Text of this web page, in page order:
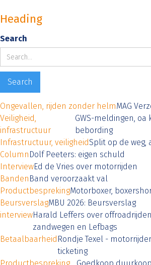
Heading
Search
Ongevallen, rijden zonder helmMAG
Veiligheid,
infrastructuur
GWS-meldingen, oa
bebording
Infrastructuur, veiligheidSplit op de
Column Dolf Peeters: eigen schuld
InterviewEd de Vries over motorrijden
Banden Band veroorzaakt val
ProductbesprekingMotorboxer,
BeursverslagMBU 2026: Beursverslag
interviewHarald Leffers over
zandwegen en Lefbags
Betaalbaarheid Rondje Texel -
ticketing